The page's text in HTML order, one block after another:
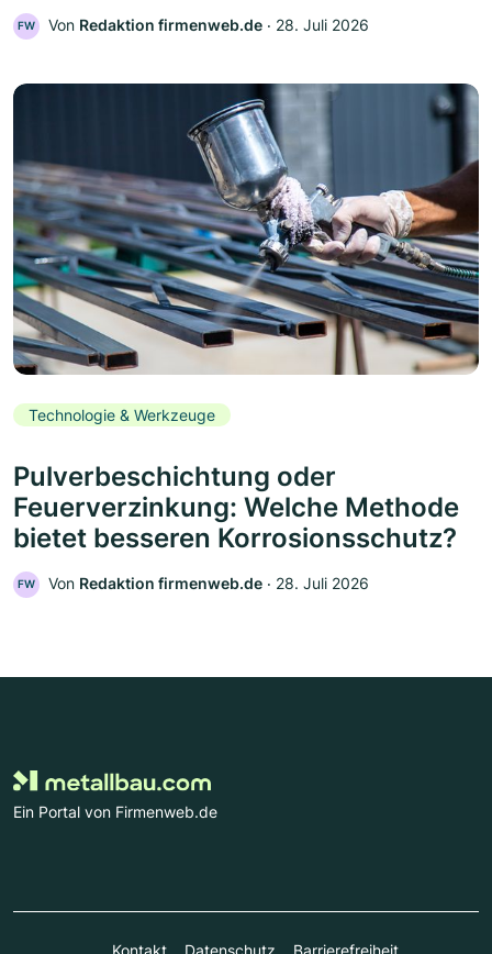
FW Von Redaktion firmenweb.de ‧ 28. Juli 2026
Technologie & Werkzeuge
Pulverbeschichtung oder
Feuerverzinkung: Welche Methode
bietet besseren Korrosionsschutz?
FW Von Redaktion firmenweb.de ‧ 28. Juli 2026
Ein Portal von Firmenweb.de